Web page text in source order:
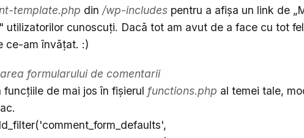
template.php din /wp-includes pentru a afişa un link de
utilizatorilor cunoscuţi. Dacă tot am avut de a face cu tot
ce-am învăţat. :)
formularului de comentarii
funcţiile de mai jos în fişierul functions.php al temei tale,